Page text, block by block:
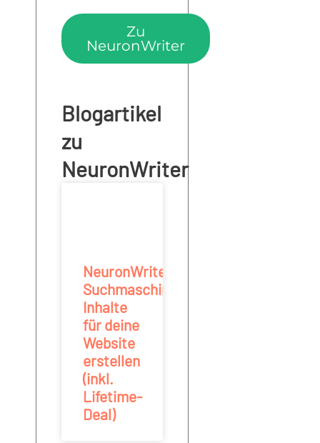
Zu
NeuronWriter
Blogartikel
zu
NeuronWriter
NeuronWriter:
Suchmaschinenoptimierte
Inhalte
für deine
Website
erstellen
(inkl.
Lifetime-
Deal)